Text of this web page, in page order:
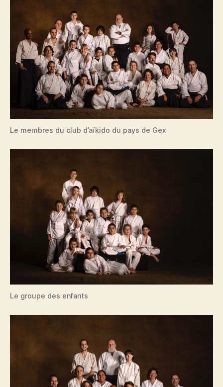
Le membres du club d’aïkido du pays de Gex
Le groupe des enfants